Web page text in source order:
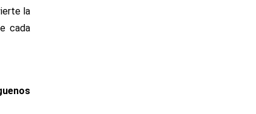
la
cada